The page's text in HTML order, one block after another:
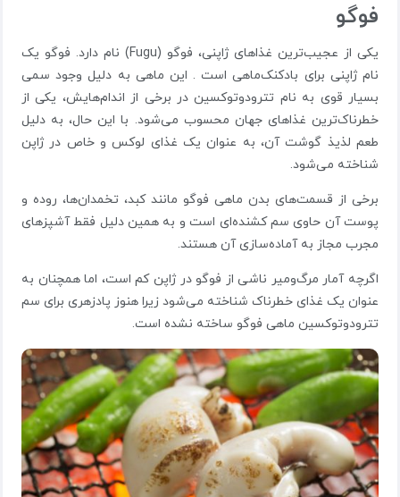
فوگو
یکی از عجیب‌ترین غذاهای ژاپنی، فوگو (Fugu) نام دارد. فوگو یک
نام ژاپنی برای بادکنک‌ماهی است . این ماهی به دلیل وجود سمی
بسیار قوی به نام تترودوتوکسین در برخی از اندام‌هایش، یکی از
خطرناک‌ترین غذاهای جهان محسوب می‌شود. با این حال، به دلیل
طعم لذیذ گوشت آن، به عنوان یک غذای لوکس و خاص در ژاپن
شناخته می‌شود.
برخی از قسمت‌های بدن ماهی فوگو مانند کبد، تخمدان‌ها، روده و
پوست آن حاوی سم کشنده‌ای است و به همین دلیل فقط آشپزهای
مجرب مجاز به آماده‌سازی آن هستند.
اگرچه آمار مرگ‌ومیر ناشی از فوگو در ژاپن کم است، اما همچنان به
عنوان یک غذای خطرناک شناخته می‌شود زیرا هنوز پادزهری برای سم
تترودوتوکسین ماهی فوگو ساخته نشده است.